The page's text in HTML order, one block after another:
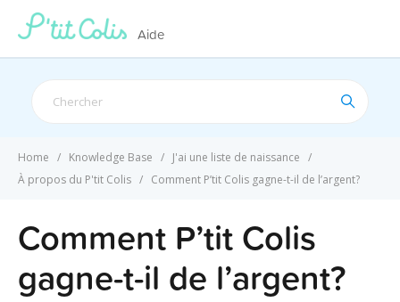
Aide
Home Knowledge Base
J'ai une liste de naissance
À propos du P'tit Colis
Comment P’tit Colis gagne-t-il de l’argent?
Comment P’tit Colis
gagne-t-il de l’argent?